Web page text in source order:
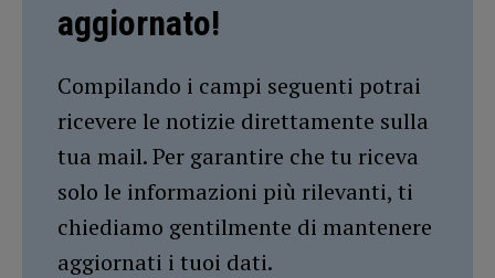
aggiornato!
Compilando i campi seguenti potrai
ricevere le notizie direttamente sulla
tua mail. Per garantire che tu riceva
solo le informazioni più rilevanti, ti
chiediamo gentilmente di mantenere
aggiornati i tuoi dati.